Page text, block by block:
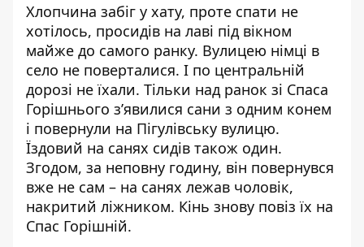
Хлопчина забіг у хату, проте спати не
хотілось, просидів на лаві під вікном
майже до самого ранку. Вулицею німці в
село не поверталися. І по центральній
дорозі не їхали. Тільки над ранок зі Спаса
Горішнього з’явилися сани з одним конем
і повернули на Пігулівську вулицю.
Їздовий на санях сидів також один.
Згодом, за неповну годину, він повернувся
вже не сам – на санях лежав чоловік,
накритий ліжником. Кінь знову повіз їх на
Спас Горішній.